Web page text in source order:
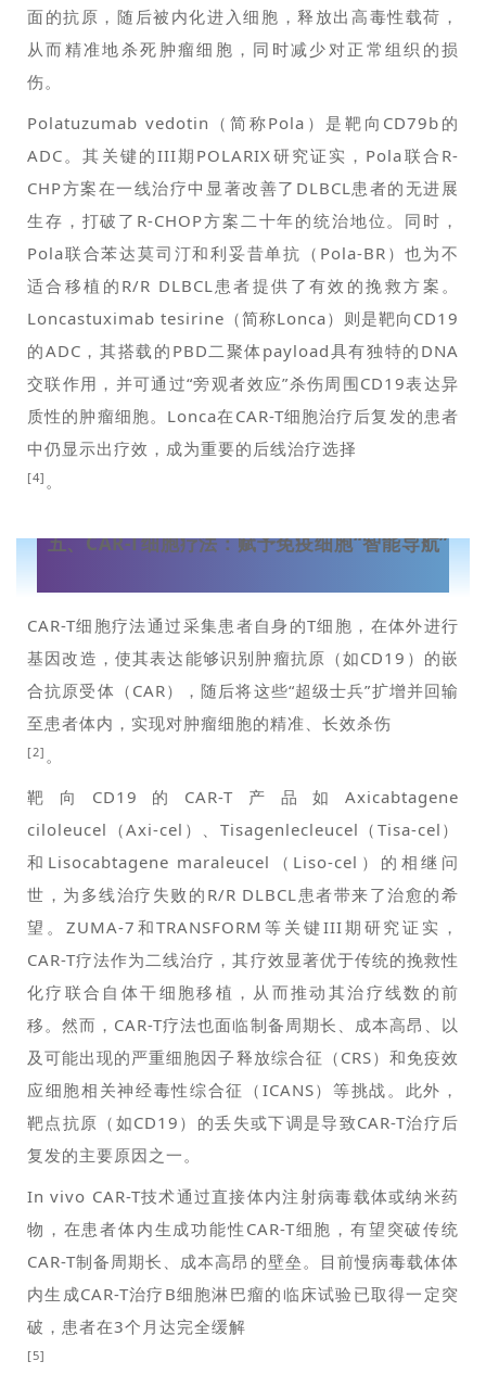
面的抗原，随后被内化进入细胞，释放出高毒性载荷，
从而精准地杀死肿瘤细胞，同时减少对正常组织的损
伤。
Polatuzumab vedotin（简称Pola）是靶向CD79b的
ADC。其关键的III期POLARIX研究证实，Pola联合R-
CHP方案在一线治疗中显著改善了DLBCL患者的无进展
生存，打破了R-CHOP方案二十年的统治地位。同时，
Pola联合苯达莫司汀和利妥昔单抗（Pola-BR）也为不
适合移植的R/R DLBCL患者提供了有效的挽救方案。
Loncastuximab tesirine（简称Lonca）则是靶向CD19
的ADC，其搭载的PBD二聚体payload具有独特的DNA
交联作用，并可通过“旁观者效应”杀伤周围CD19表达异
质性的肿瘤细胞。Lonca在CAR-T细胞治疗后复发的患者
中仍显示出疗效，成为重要的后线治疗选择
[4] 。
五、CAR-T细胞疗法：赋予免疫细胞“智能导航”
CAR-T细胞疗法通过采集患者自身的T细胞，在体外进行
基因改造，使其表达能够识别肿瘤抗原（如CD19）的嵌
合抗原受体（CAR），随后将这些“超级士兵”扩增并回输
至患者体内，实现对肿瘤细胞的精准、长效杀伤
[2] 。
靶向CD19的CAR-T产品如Axicabtagene
ciloleucel（Axi-cel）、Tisagenlecleucel（Tisa-cel）
和Lisocabtagene maraleucel（Liso-cel）的相继问
世，为多线治疗失败的R/R DLBCL患者带来了治愈的希
望。ZUMA-7和TRANSFORM等关键III期研究证实，
CAR-T疗法作为二线治疗，其疗效显著优于传统的挽救性
化疗联合自体干细胞移植，从而推动其治疗线数的前
移。然而，CAR-T疗法也面临制备周期长、成本高昂、以
及可能出现的严重细胞因子释放综合征（CRS）和免疫效
应细胞相关神经毒性综合征（ICANS）等挑战。此外，
靶点抗原（如CD19）的丢失或下调是导致CAR-T治疗后
复发的主要原因之一。
In vivo CAR-T技术通过直接体内注射病毒载体或纳米药
物，在患者体内生成功能性CAR-T细胞，有望突破传统
CAR-T制备周期长、成本高昂的壁垒。目前慢病毒载体体
内生成CAR-T治疗B细胞淋巴瘤的临床试验已取得一定突
破，患者在3个月达完全缓解
[5]